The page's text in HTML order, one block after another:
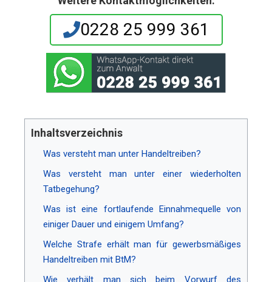
0228 25 999 361
Inhaltsverzeichnis
Was versteht man unter Handeltreiben?
Was versteht man unter einer wiederholten
Tatbegehung?
Was ist eine fortlaufende Einnahmequelle von
einiger Dauer und einigem Umfang?
Welche Strafe erhält man für gewerbsmäßiges
Handeltreiben mit BtM?
Wie verhält man sich beim Vorwurf des